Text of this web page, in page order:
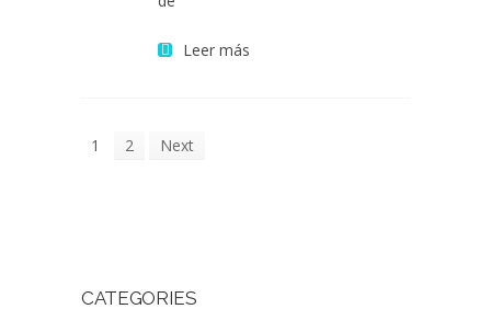
Leer más
1 2 Next
CATEGORIES